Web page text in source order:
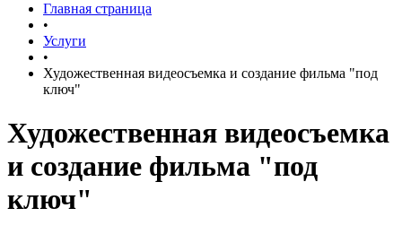
Главная страница
•
Услуги
•
Художественная видеосъемка и создание фильма "под
ключ"
Художественная видеосъемка
и создание фильма "под
ключ"